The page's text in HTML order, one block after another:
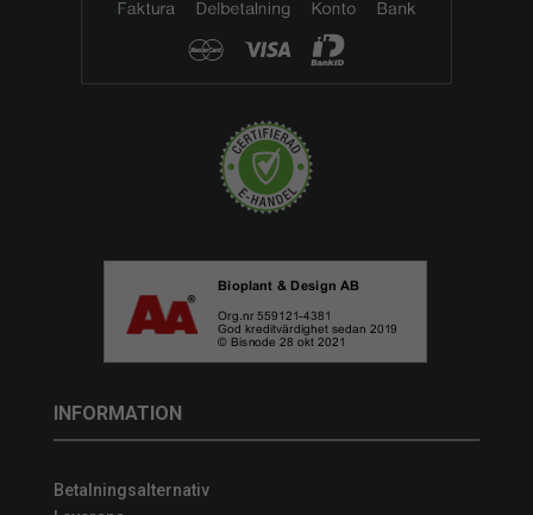
INFORMATION
Betalningsalternativ